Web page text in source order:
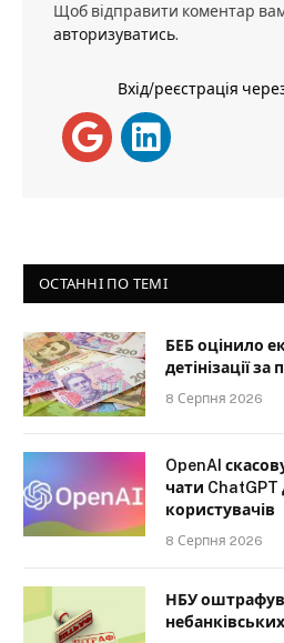
Щоб відправити коментар
авторизуватись.
Вхід/реєстрація
ОСТАННІ ПО ТЕМІ
БЕБ оцінило
детінізації
8 Серпня 2026
OpenAI
чати
користувачів
8 Серпня 2026
НБУ